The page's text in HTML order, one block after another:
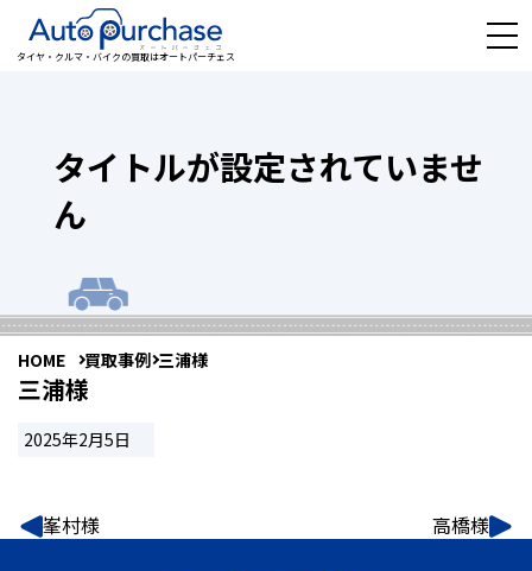
タイヤ・クルマ・バイクの買取はオートパーチェス
タイトルが設定されていませ
ん
HOME 買取事例 三浦様
三浦様
2025年2月5日
峯村様 高橋様